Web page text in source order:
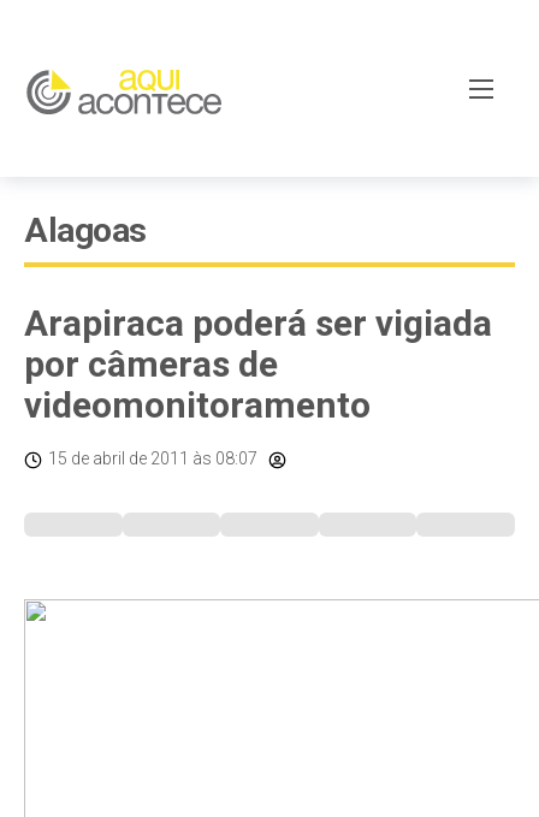
Alagoas
Arapiraca poderá ser vigiada
por câmeras de
videomonitoramento
15 de abril de 2011 às 08:07